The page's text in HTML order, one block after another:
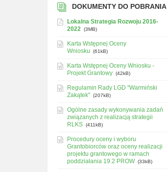
DOKUMENTY DO POBRANIA
Lokalna Strategia Rozwoju 2016-
2022 (3MB)
Karta Wstępnej Oceny
Wniosku
(61kB)
Karta Wstępnej Oceny Wniosku -
Projekt Grantowy (42kB)
Regulamin Rady LGD "Warmiński
Zakątek" (207kB)
Ogólne zasady wykonywania zadań
związanych z realizacją strategii
RLKS (411kB)
Procedury oceny i wyboru
Grantobiorców oraz oceny realizacji
projektu grantowego w ramach
poddziałania 19.2 PROW (33kB)